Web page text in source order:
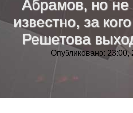
Абрамов, но не
известно, за
Решетова
Опубликовано: 23:00,
Тренды новостей»
Рубрики»
Контакт»